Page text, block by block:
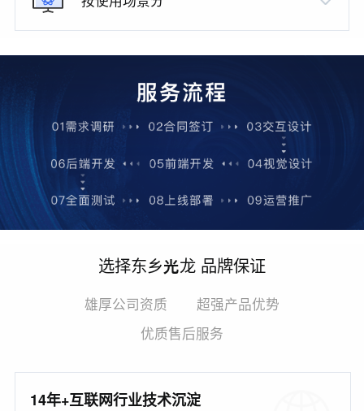
选择东乡光龙 品牌保证
雄厚公司资质
超强产品优势
优质售后服务
14年+互联网行业技术沉淀